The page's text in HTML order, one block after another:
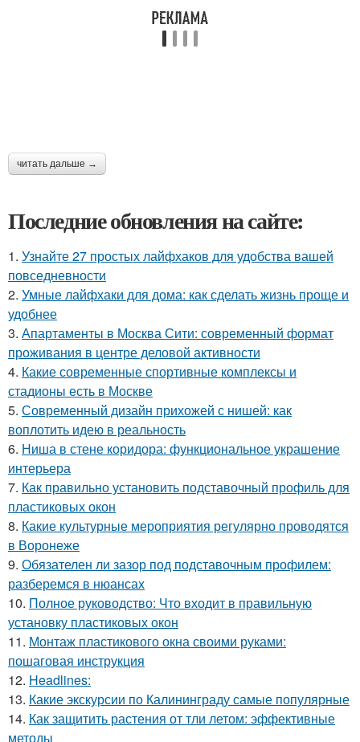
читать дальше →
Последние обновления на сайте:
1. Узнайте 27 простых лайфхаков для удобства вашей
повседневности
2. Умные лайфхаки для дома: как сделать жизнь проще и
удобнее
3. Апартаменты в Москва Сити: современный формат
проживания в центре деловой активности
4. Какие современные спортивные комплексы и
стадионы есть в Москве
5. Современный дизайн прихожей с нишей: как
воплотить идею в реальность
6. Ниша в стене коридора: функциональное украшение
интерьера
7. Как правильно установить подставочный профиль для
пластиковых окон
8. Какие культурные мероприятия регулярно проводятся
в Воронеже
9. Обязателен ли зазор под подставочным профилем:
разберемся в нюансах
10. Полное руководство: Что входит в правильную
установку пластиковых окон
11. Монтаж пластикового окна своими руками:
пошаговая инструкция
12. Headlines:
13. Какие экскурсии по Калининграду самые популярные
14. Как защитить растения от тли летом: эффективные
методы